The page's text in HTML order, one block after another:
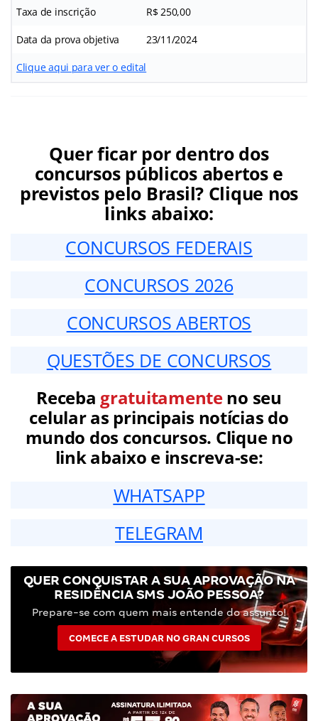
Taxa de inscrição R$ 250,00
Data da prova objetiva 23/11/2024
Clique aqui para ver o edital
Quer ficar por dentro dos
concursos públicos abertos e
previstos pelo Brasil? Clique nos
links abaixo:
CONCURSOS FEDERAIS
CONCURSOS 2026
CONCURSOS ABERTOS
QUESTÕES DE CONCURSOS
Receba gratuitamenteno seu
celular as principais notícias do
mundo dos concursos. Clique no
link abaixo e inscreva-se:
WHATSAPP
TELEGRAM
QUER CONQUISTAR A SUA APROVAÇÃO NA
RESIDÊNCIA SMS JOÃO PESSOA?
Prepare-se com quem mais entende do assunto!
COMECE A ESTUDAR NO GRAN CURSOS